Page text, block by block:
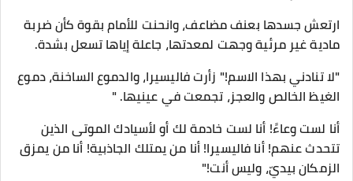
ارتعش جسدها بعنف مضاعف، وانحنت للأمام بقوة كأن ضربة
مادية غير مرئية وجهت لمعدتها، جاعلة إياها تسعل بشدة.
​"لا تنادني بهذا الاسم!" زأرت فاليسيرا، والدموع الساخنة، دموع
الغيظ الخالص والعجز، تجمعت في عينيها. "
أنا لست وعاءً! أنا لست خادمة لك أو لأسيادك الموتى الذين
تتحدث عنهم! أنا فاليسيرا! أنا من يمتلك الجاذبية! أنا من يمزق
الزمكان بيديّ، وليس أنت!"